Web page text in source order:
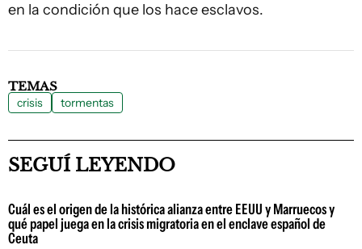
en la condición que los hace esclavos.
TEMAS
crisis tormentas
SEGUÍ LEYENDO
Cuál es el origen de la histórica alianza entre EEUU y Marruecos y
qué papel juega en la crisis migratoria en el enclave español de
Ceuta